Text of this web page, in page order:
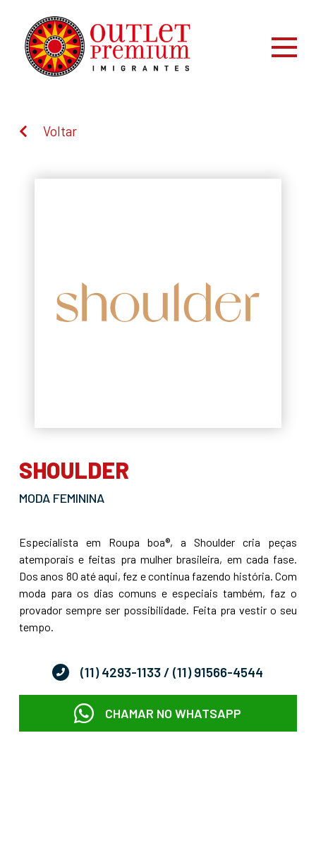
Voltar
SHOULDER
MODA FEMININA
Especialista em Roupa boa®, a Shoulder cria peças
atemporais e feitas pra mulher brasileira, em cada fase.
Dos anos 80 até aqui, fez e continua fazendo história. Com
moda para os dias comuns e especiais também, faz o
provador sempre ser possibilidade. Feita pra vestir o seu
tempo.
(11) 4293-1133 / (11) 91566-4544
CHAMAR NO WHATSAPP